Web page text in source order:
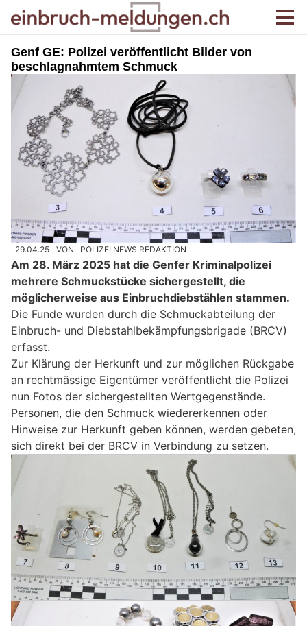
Genf GE: Polizei veröffentlicht Bilder von
beschlagnahmtem Schmuck
29.04.25 VON POLIZEI.NEWS REDAKTION
Am 28. März 2025 hat die Genfer Kriminalpolizei
mehrere Schmuckstücke sichergestellt, die
möglicherweise aus Einbruchdiebstählen stammen.
Die Funde wurden durch die Schmuckabteilung der
Einbruch- und Diebstahlbekämpfungsbrigade (BRCV)
erfasst.
Zur Klärung der Herkunft und zur möglichen Rückgabe
an rechtmässige Eigentümer veröffentlicht die Polizei
nun Fotos der sichergestellten Wertgegenstände.
Personen, die den Schmuck wiedererkennen oder
Hinweise zur Herkunft geben können, werden gebeten,
sich direkt bei der BRCV in Verbindung zu setzen.